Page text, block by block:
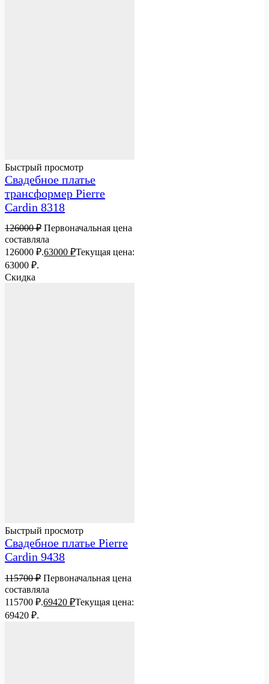
Быстрый просмотр
Свадебное платье
трансформер Pierre
Cardin 8318
126000₽ Первоначальная цена
составляла
126000 ₽.63000 ₽Текущая цена:
63000 ₽.
Скидка
Быстрый просмотр
Свадебное платье Pierre
Cardin 9438
115700₽ Первоначальная цена
составляла
115700 ₽.69420 ₽Текущая цена:
69420 ₽.